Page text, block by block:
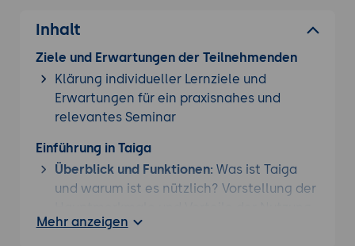
Inhalt
Ziele und Erwartungen der Teilnehmenden
Klärung individueller Lernziele und
Erwartungen für ein praxisnahes und
relevantes Seminar
Einführung in Taiga
Überblick und Funktionen: Was ist Taiga
und warum ist es nützlich? Vorstellung der
von Taiga für agiles Projektmanagement.
Mehr anzeigen